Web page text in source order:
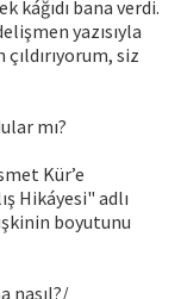
káğıdı bana verdi.
yazısıyla
siz
mı?
Kür’e
Hikáyesi" adlı
boyutunu
nasıl?/